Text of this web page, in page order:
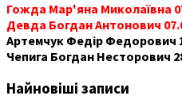
Гожда Мар'яна Миколаївна
Девда Богдан Антонович
Артемчук Федір Федорович
Чепига Богдан Несторович
Найновіші записи